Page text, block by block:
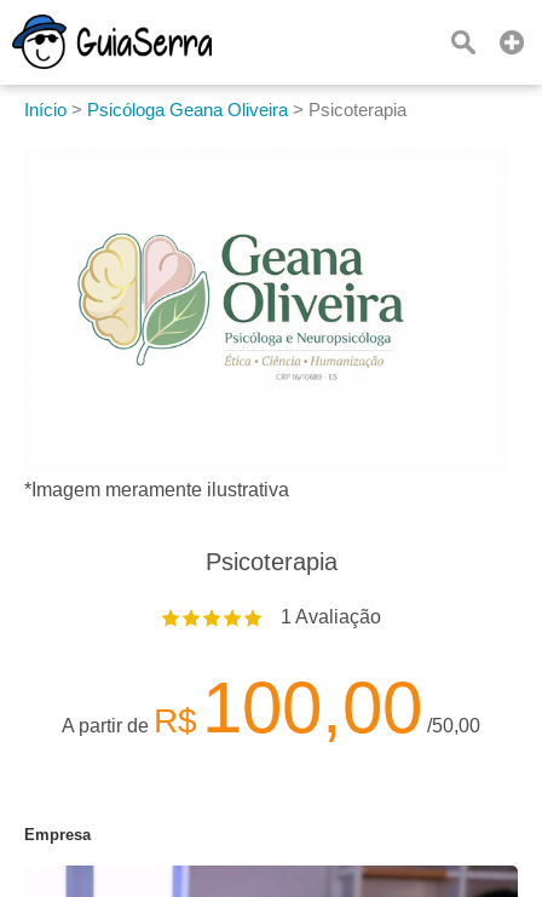
Início > Psicóloga Geana Oliveira > Psicoterapia
*Imagem meramente ilustrativa
Psicoterapia
1 Avaliação
A partir de R$ 100,00 /50,00
Empresa